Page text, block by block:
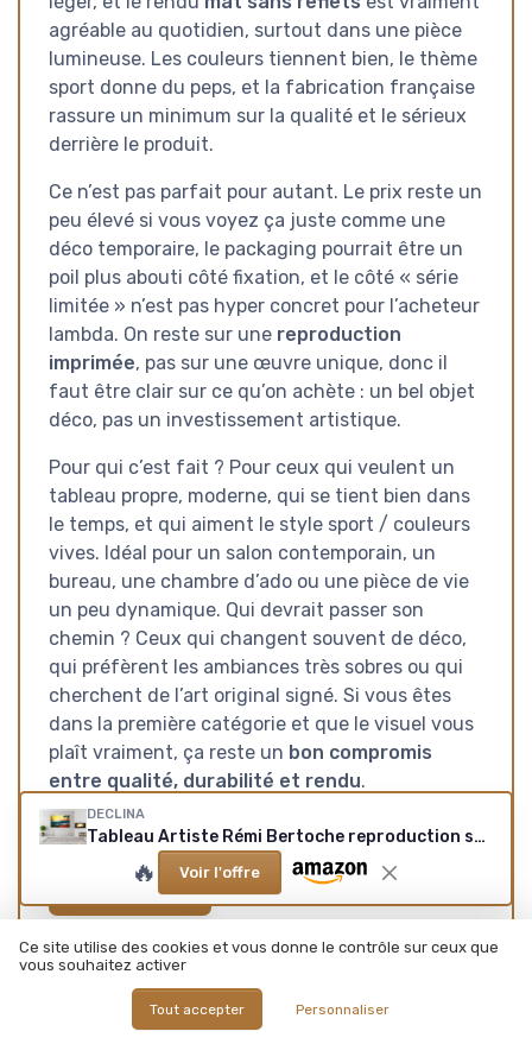
agréable au quotidien, surtout dans une pièce
lumineuse. Les couleurs tiennent bien, le thème
sport donne du peps, et la fabrication française
rassure un minimum sur la qualité et le sérieux
derrière le produit.
Ce n’est pas parfait pour autant. Le prix reste un
peu élevé si vous voyez ça juste comme une
déco temporaire, le packaging pourrait être un
poil plus abouti côté fixation, et le côté « série
limitée » n’est pas hyper concret pour l’acheteur
lambda. On reste sur une reproduction
imprimée, pas sur une œuvre unique, donc il
faut être clair sur ce qu’on achète : un bel objet
déco, pas un investissement artistique.
Pour qui c’est fait ? Pour ceux qui veulent un
tableau propre, moderne, qui se tient bien dans
le temps, et qui aiment le style sport / couleurs
vives. Idéal pour un salon contemporain, un
bureau, une chambre d’ado ou une pièce de vie
un peu dynamique. Qui devrait passer son
chemin ? Ceux qui changent souvent de déco,
qui préfèrent les ambiances très sobres ou qui
cherchent de l’art original signé. Si vous êtes
dans la première catégorie et que le visuel vous
plaît vraiment, ça reste un bon compromis
entre qualité, durabilité et rendu.
Voir l'offre
SOUS-NOTES
RAPPORT QUALITÉ-PRIX :
CORRECT, MAIS PAS DONNÉ
STYLE AU MUR
DECLINA
Tableau Artiste Rémi Bertoche reproduction sur Aluminium en série limitée, Tableau Aluminium design, tableau alu-Dibond, décoration murale, photo Dibond, 80x50 cm, Multicouleur 80L x 50l cm
🔥 Voir l'offre
Ce site utilise des cookies et vous donne le contrôle sur ceux que
vous souhaitez activer
Tout accepter Personnaliser